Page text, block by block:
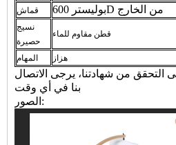
قماش بوليستر 600D من الخارج
نسيج
حصيرة
قطن مقاوم للماء
المهام هزاز
التحقق من شهادتنا، يرجى الاتصال
بنا في أي وقت
الصور: